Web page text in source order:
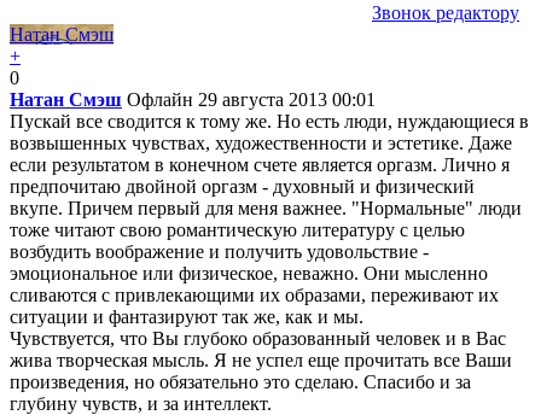
Звонок редактору
Натан Смэш
+
0
Натан Смэш Офлайн 29 августа 2013 00:01
Пускай все сводится к тому же. Но есть люди, нуждающиеся в
возвышенных чувствах, художественности и эстетике. Даже
если результатом в конечном счете является оргазм. Лично я
предпочитаю двойной оргазм - духовный и физический
вкупе. Причем первый для меня важнее. "Нормальные" люди
тоже читают свою романтическую литературу с целью
возбудить воображение и получить удовольствие -
эмоциональное или физическое, неважно. Они мысленно
сливаются с привлекающими их образами, переживают их
ситуации и фантазируют так же, как и мы.
Чувствуется, что Вы глубоко образованный человек и в Вас
жива творческая мысль. Я не успел еще прочитать все Ваши
произведения, но обязательно это сделаю. Спасибо и за
глубину чувств, и за интеллект.